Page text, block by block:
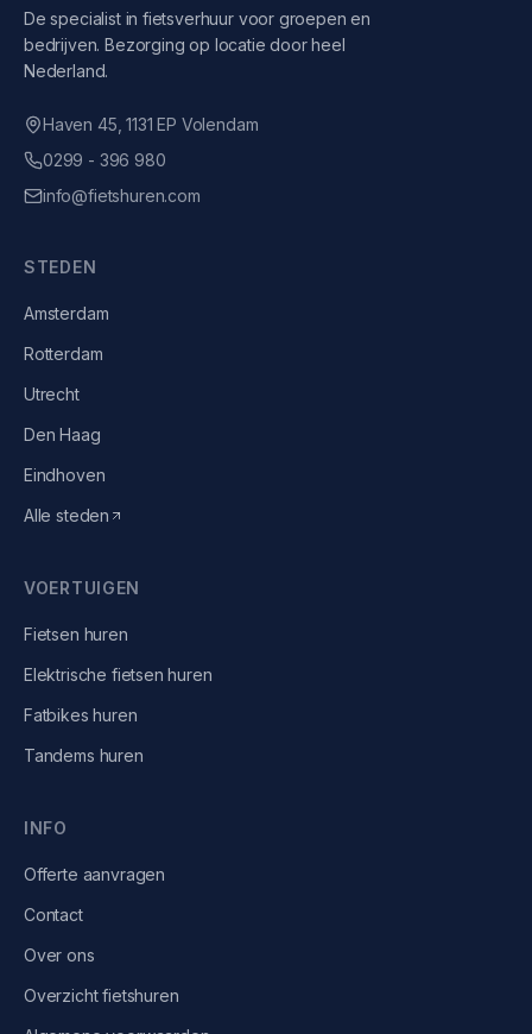
De specialist in fietsverhuur voor groepen en
bedrijven. Bezorging op locatie door heel
Nederland.
Haven 45, 1131 EP Volendam
0299 - 396 980
info@fietshuren.com
STEDEN
Amsterdam
Rotterdam
Utrecht
Den Haag
Eindhoven
Alle steden
VOERTUIGEN
Fietsen huren
Elektrische fietsen huren
Fatbikes huren
Tandems huren
INFO
Offerte aanvragen
Contact
Over ons
Overzicht fietshuren